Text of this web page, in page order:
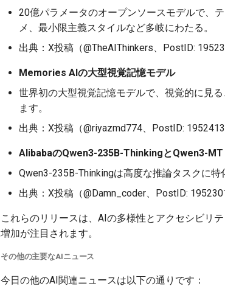
20億パラメータのオープンソースモデルで、
メ、最小限主義スタイルなど多岐にわたる。
出典：X投稿（@TheAIThinkers、PostID:
Memories AIの大型視覚記憶モデル
世界初の大型視覚記憶モデルで、視覚的に見
ます。
出典：X投稿（@riyazmd774、PostID:
AlibabaのQwen3-235B-ThinkingとQwen3-MT
Qwen3-235B-Thinkingは高度な推論タスクに特
出典：X投稿（@Damn_coder、PostID:
これらのリリースは、AIの多様性とアクセシビリ
増加が注目されます。
その他の主要なAIニュース
今日の他のAI関連ニュースは以下の通りです：